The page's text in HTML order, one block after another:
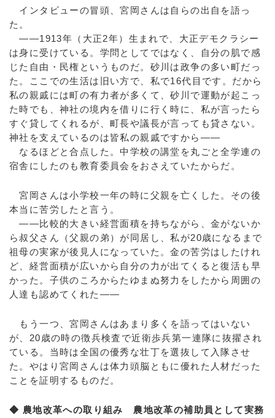
インタビューの冒頭、宮岡さんは自らの出自を語っ
た。
――1913年（大正2年）生まれで、大正デモクラシー
は身に受けている。学問としてではなく、自分の肌で感
じた自由・民権というものだ。砂川は政争の多い町だっ
た。ここでの生活は旧い方で、私で16代目です。だから
私の親戚には町の有力者が多くて、砂川で運動が起こっ
た時でも、神社の境内を借りに行く時に、私が言ったら
すぐ貸してくれるが、町長や議長が言っても貸さない。
神社を支えているのは皆私の親戚ですから――
なるほどと合点した。中学校の講堂を丸ごと全学連の
宿舎にしたのも教育委員会をおさえていたからだ。
宮岡さんは小学校一年の時に父親を亡くした。その後
本当に苦労したと言う。
――比較的大きい経営面積を持ちながら、金がないか
ら叔父さん（父親の弟）が同居し、私が20歳になるまで
祖母の実家が後見人になっていた。金の苦労はしたけれ
ど、経営面積が広いから自分の力が出てくると復活も早
かった。子供のころからたゆまぬ努力をしたから周囲の
人達も認めてくれた――
もう一つ、宮岡さんはあまり多くを語ってはいない
が、20歳の時の徴兵検査で近衛歩兵第一連隊に抜擢され
ている。当時は全国の優秀な壮丁を選抜して入隊させ
た。やはり宮岡さんは体力頭脳ともに優れた人材だった
ことを証明するものだ。
◆ 農地改革への取り組み 農地改革の補助員として実務